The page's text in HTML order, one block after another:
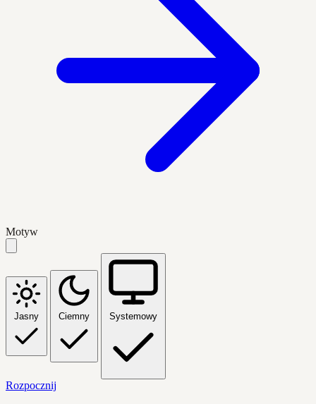
Motyw
Jasny Ciemny Systemowy
Rozpocznij